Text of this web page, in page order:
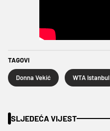
TAGOVI
Donna Vekić WTA Istanbul
SLJEDEĆA VIJEST